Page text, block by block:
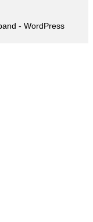
- WordPress